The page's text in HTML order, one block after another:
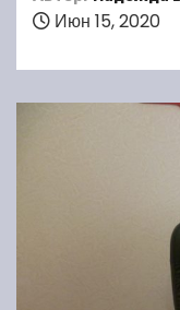
Июн 15, 2020